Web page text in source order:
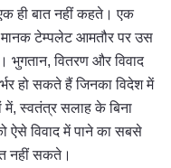
ही बात नहीं कहते। एक
मानक टेम्पलेट आमतौर पर उस
भुगतान, वितरण और विवाद
हो सकते हैं जिनका विदेश में
में, स्वतंत्र सलाह के बिना
ऐसे विवाद में पाने का सबसे
नहीं सकते।